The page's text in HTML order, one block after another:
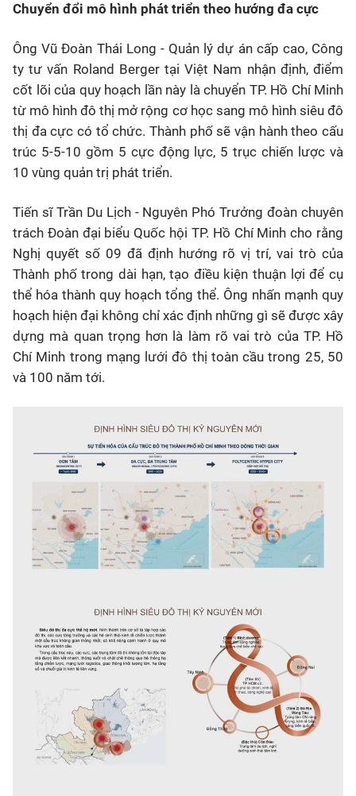
Chuyển đổi mô hình phát triển theo hướng đa cực
Ông Vũ Đoàn Thái Long - Quản lý dự án cấp cao, Công
ty tư vấn Roland Berger tại Việt Nam nhận định, điểm
cốt lõi của quy hoạch lần này là chuyển TP. Hồ Chí Minh
từ mô hình đô thị mở rộng cơ học sang mô hình siêu đô
thị đa cực có tổ chức. Thành phố sẽ vận hành theo cấu
trúc 5-5-10 gồm 5 cực động lực, 5 trục chiến lược và
10 vùng quản trị phát triển.
Tiến sĩ Trần Du Lịch - Nguyên Phó Trưởng đoàn chuyên
trách Đoàn đại biểu Quốc hội TP. Hồ Chí Minh cho rằng
Nghị quyết số 09 đã định hướng rõ vị trí, vai trò của
Thành phố trong dài hạn, tạo điều kiện thuận lợi để cụ
thể hóa thành quy hoạch tổng thể. Ông nhấn mạnh quy
hoạch hiện đại không chỉ xác định những gì sẽ được xây
dựng mà quan trọng hơn là làm rõ vai trò của TP. Hồ
Chí Minh trong mạng lưới đô thị toàn cầu trong 25, 50
và 100 năm tới.